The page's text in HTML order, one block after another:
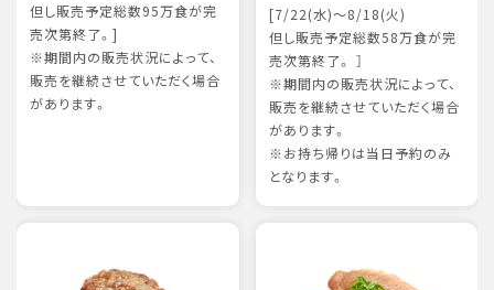
但し販売予定総数95万食が完
売次第終了。]
※期間内の販売状況によって、
販売を継続させていただく場合
があります。
[7/22(水)～8/18(火)
但し販売予定総数58万食が完
売次第終了。 ］
※期間内の販売状況によって、
販売を継続させていただく場合
があります。
※お持ち帰りは当日予約のみ
となります。